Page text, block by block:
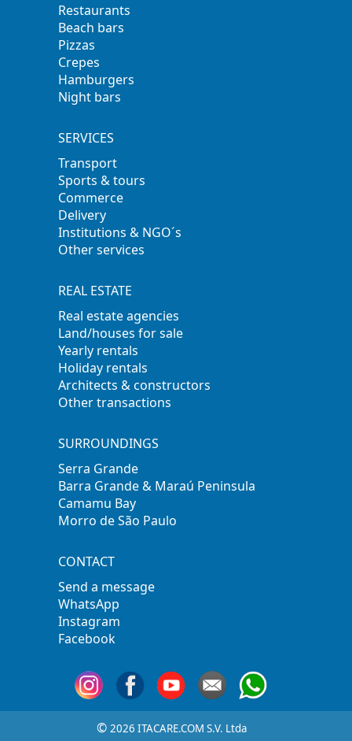
Restaurants
Beach bars
Pizzas
Crepes
Hamburgers
Night bars
SERVICES
Transport
Sports & tours
Commerce
Delivery
Institutions & NGO´s
Other services
REAL ESTATE
Real estate agencies
Land/houses for sale
Yearly rentals
Holiday rentals
Architects & constructors
Other transactions
SURROUNDINGS
Serra Grande
Barra Grande & Maraú Peninsula
Camamu Bay
Morro de São Paulo
CONTACT
Send a message
WhatsApp
Instagram
Facebook
© 2026 ITACARE.COM S.V. Ltda